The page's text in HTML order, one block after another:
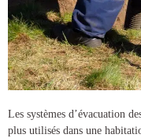
Les systèmes d’évacuation
plus utilisés dans une